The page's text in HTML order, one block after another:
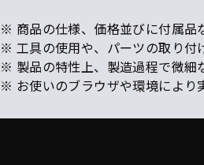
※ 商品の仕様、価格並びに付属品
※ 工具の使用や、パーツの取り付
※ 製品の特性上、製造過程で微細
※ お使いのブラウザや環境により